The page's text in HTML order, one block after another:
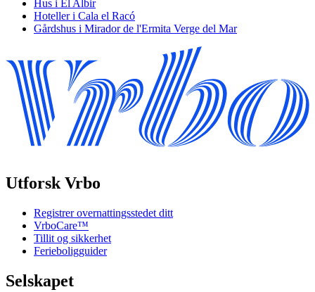
Hus i El Albir
Hoteller i Cala el Racó
Gårdshus i Mirador de l'Ermita Verge del Mar
Utforsk Vrbo
Registrer overnattingsstedet ditt
VrboCare™
Tillit og sikkerhet
Ferieboligguider
Selskapet